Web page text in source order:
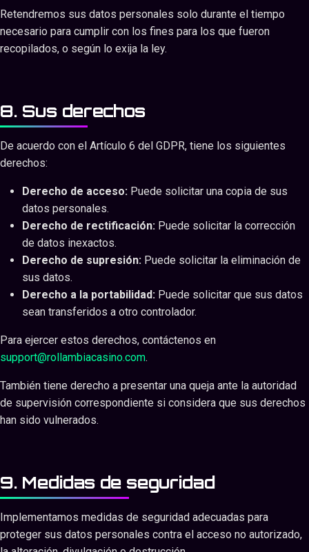
Retendremos sus datos personales solo durante el tiempo
necesario para cumplir con los fines para los que fueron
recopilados, o según lo exija la ley.
8. Sus derechos
De acuerdo con el Artículo 6 del GDPR, tiene los siguientes
derechos:
Derecho de acceso: Puede solicitar una copia de sus
datos personales.
Derecho de rectificación: Puede solicitar la corrección
de datos inexactos.
Derecho de supresión: Puede solicitar la eliminación de
sus datos.
Derecho a la portabilidad: Puede solicitar que sus datos
sean transferidos a otro controlador.
Para ejercer estos derechos, contáctenos en
support@rollambiacasino.com.
También tiene derecho a presentar una queja ante la autoridad
de supervisión correspondiente si considera que sus derechos
han sido vulnerados.
9. Medidas de seguridad
Implementamos medidas de seguridad adecuadas para
proteger sus datos personales contra el acceso no autorizado,